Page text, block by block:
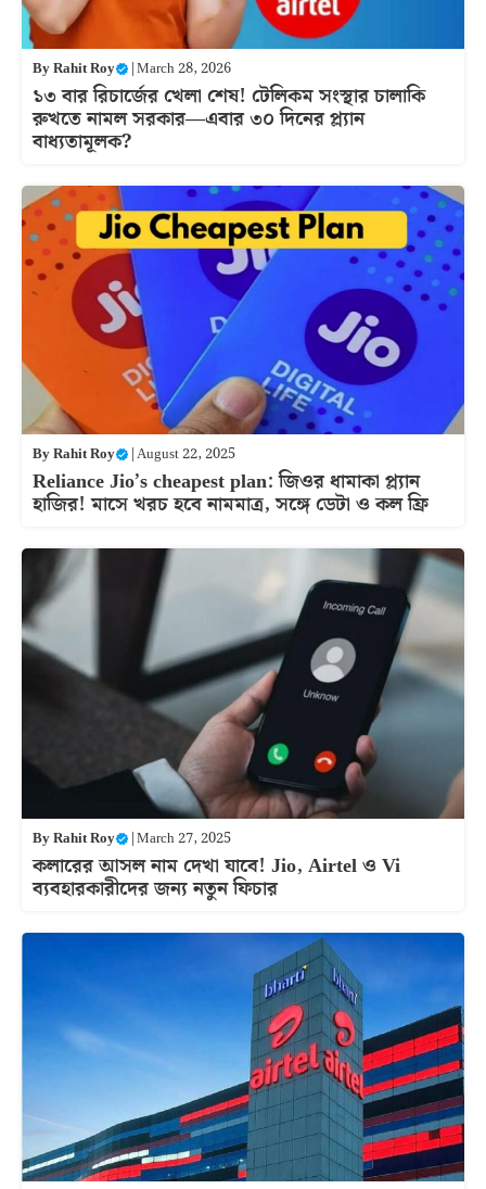
ByRahit Roy |March 28, 2026
১৩ বার রিচার্জের খেলা শেষ! টেলিকম সংস্থার চালাকি
রুখতে নামল সরকার—এবার ৩০ দিনের প্ল্যান
বাধ্যতামূলক?
ByRahit Roy |August 22, 2025
Reliance Jio’s cheapest plan: জিওর ধামাকা প্ল্যান
হাজির! মাসে খরচ হবে নামমাত্র, সঙ্গে ডেটা ও কল ফ্রি
ByRahit Roy |March 27, 2025
কলারের আসল নাম দেখা যাবে! Jio, Airtel ও Vi
ব্যবহারকারীদের জন্য নতুন ফিচার